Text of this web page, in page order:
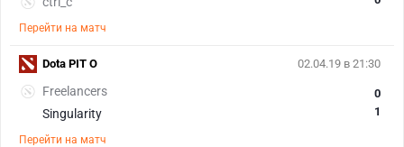
Перейти на матч
02.04.19 в 21:30
Freelancers
Singularity
0
1
Перейти на матч
Dota PIT O